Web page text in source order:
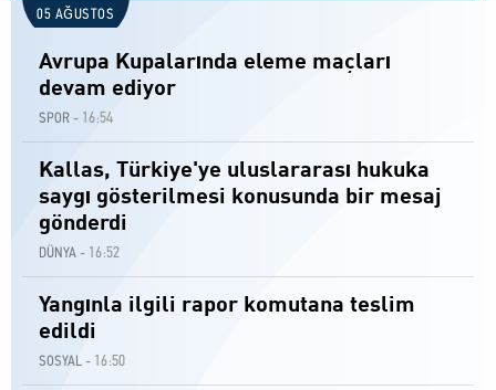
05 AĞUSTOS
Avrupa Kupalarında eleme maçları
devam ediyor
SPOR - 16:54
Kallas, Türkiye'ye uluslararası hukuka
saygı gösterilmesi konusunda bir mesaj
gönderdi
DÜNYA - 16:52
Yangınla ilgili rapor komutana teslim
edildi
SOSYAL - 16:50